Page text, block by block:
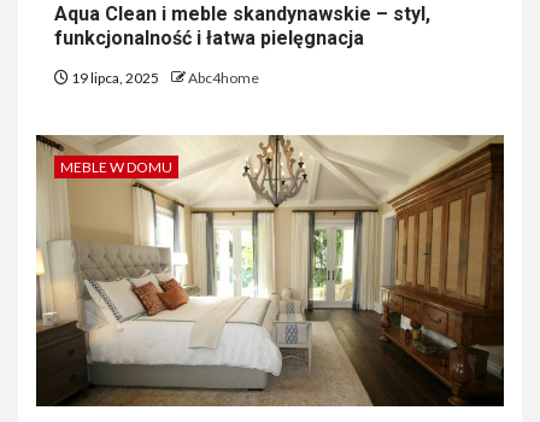
Aqua Clean i meble skandynawskie – styl,
funkcjonalność i łatwa pielęgnacja
19 lipca, 2025 Abc4home
MEBLE W DOMU